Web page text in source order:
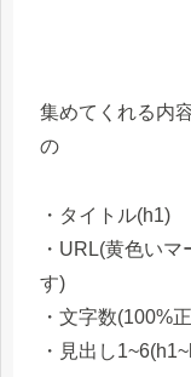
集めてくれる内
の
・タイトル(h1)
・URL(黄色い
す)
・文字数(100%
・見出し